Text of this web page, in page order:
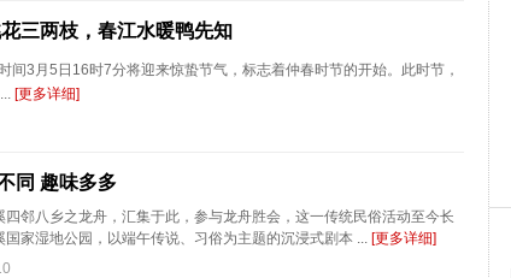
三两枝，春江水暖鸭先知
3月5日16时7分将迎来惊蛰节气，标志着仲春时节的开始。此时节，
[更多详细]
同 趣味多多
邻八乡之龙舟，汇集于此，参与龙舟胜会，这一传统民俗活动至今长
家湿地公园，以端午传说、习俗为主题的沉浸式剧本 ... [更多详细]